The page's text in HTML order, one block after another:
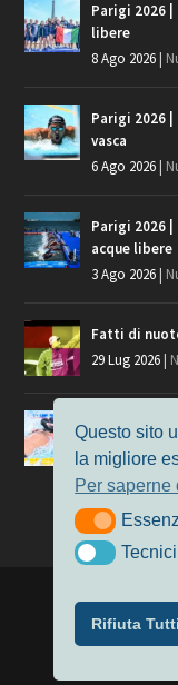
Parigi 2026
libere
8 Ago 2026
Parigi 2026
vasca
6 Ago 2026
Parigi 2026
acque libere
3 Ago 2026
Fatti di
29 Lug 2026
Giochi del
Taranto 2026
9 Lug 2026
Nuoto
MasterS
Questo sito
la migliore
Per saperne
Essenziali
TecniciTecnici
Rifiuta Tutti